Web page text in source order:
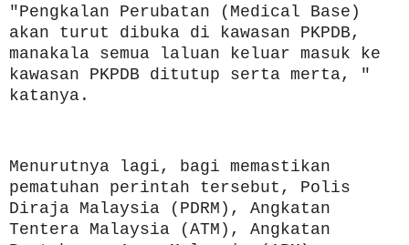
"Pengkalan Perubatan (Medical Base)
akan turut dibuka di kawasan PKPDB,
manakala semua laluan keluar masuk ke
kawasan PKPDB ditutup serta merta, "
katanya.
Menurutnya lagi, bagi memastikan
pematuhan perintah tersebut, Polis
Diraja Malaysia (PDRM), Angkatan
Tentera Malaysia (ATM), Angkatan